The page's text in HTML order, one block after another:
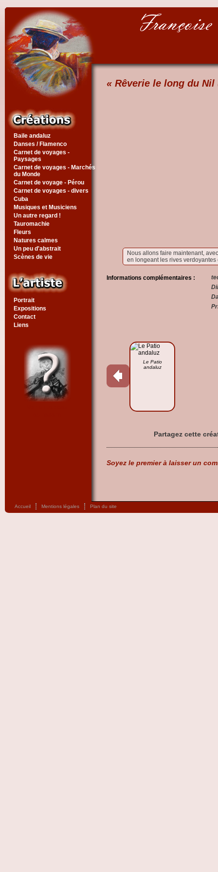
Baile andaluz
Danses / Flamenco
Carnet de voyages -
Paysages
Carnet de voyages - Marchés
du Monde
Carnet de voyage - Pérou
Carnet de voyages - divers
Cuba
Musiques et Musiciens
Un autre regard !
Tauromachie
Fleurs
Natures calmes
Un peu d'abstrait
Scènes de vie
Portrait
Expositions
Contact
Liens
« Rêverie le long du Nil
Nous allons faire maintenant,
en longeant les rives
Informations complémentaires :
Le Patio
andaluz
Partagez cette
Soyez le premier à laisser un
Accueil Mentions légales Plan du site